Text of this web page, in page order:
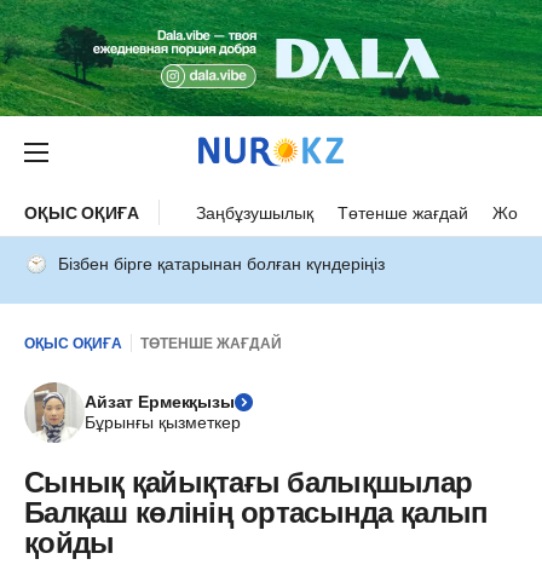
ОҚЫС ОҚИҒА Заңбұзушылық Төтенше жағдай Жол
Бізбен бірге қатарынан болған күндеріңіз
ОҚЫС ОҚИҒА ТӨТЕНШЕ ЖАҒДАЙ
Айзат Ермекқызы
Бұрынғы қызметкер
Сынық қайықтағы балықшылар
Балқаш көлінің ортасында қалып
қойды